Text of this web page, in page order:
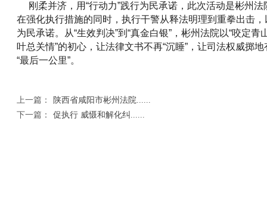
刚柔并济，用“行动力”践行为民承诺，此次活动是彬州法
在强化执行措施的同时，执行干警从释法明理到重拳出击
为民承诺。从“生效判决”到“真金白银”，彬州法院以“咬定青
叶总关情”的初心，让法律文书不再“沉睡”，让司法权威掷
“最后一公里”。
上一篇：
陕西省咸阳市彬州法院......
下一篇：
促执行 威慑和解化纠......